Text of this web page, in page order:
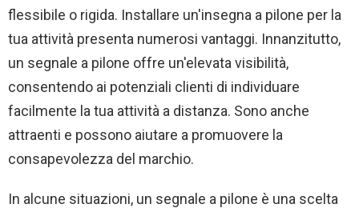
flessibile o rigida. Installare un'insegna a pilone per la
tua attività presenta numerosi vantaggi. Innanzitutto,
un segnale a pilone offre un'elevata visibilità,
consentendo ai potenziali clienti di individuare
facilmente la tua attività a distanza. Sono anche
attraenti e possono aiutare a promuovere la
consapevolezza del marchio.
In alcune situazioni, un segnale a pilone è una scelta